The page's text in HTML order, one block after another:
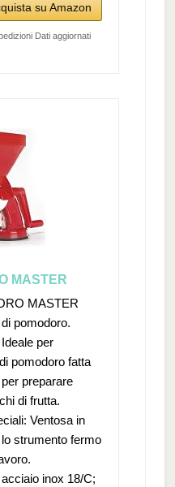
su Amazon
Dati aggiornati
MASTER
MASTER
pomodoro.
per
pomodoro fatta
preparare
di frutta.
Ventosa in
strumento fermo
inox 18/C;